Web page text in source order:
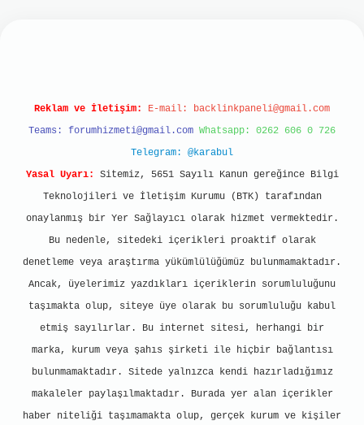
Reklam ve İletişim: E-mail: backlinkpaneli@gmail.com
Teams: forumhizmeti@gmail.com Whatsapp: 0262 606 0 726
Telegram: @karabul
Yasal Uyarı:
Sitemiz, 5651 Sayılı Kanun gereğince Bilgi
Teknolojileri ve İletişim Kurumu (BTK) tarafından
onaylanmış bir Yer Sağlayıcı olarak hizmet vermektedir.
Bu nedenle, sitedeki içerikleri proaktif olarak
denetleme veya araştırma yükümlülüğümüz bulunmamaktadır.
Ancak, üyelerimiz yazdıkları içeriklerin sorumluluğunu
taşımakta olup, siteye üye olarak bu sorumluluğu kabul
etmiş sayılırlar. Bu internet sitesi, herhangi bir
marka, kurum veya şahıs şirketi ile hiçbir bağlantısı
bulunmamaktadır. Sitede yalnızca kendi hazırladığımız
makaleler paylaşılmaktadır. Burada yer alan içerikler
haber niteliği taşımamakta olup, gerçek kurum ve kişiler